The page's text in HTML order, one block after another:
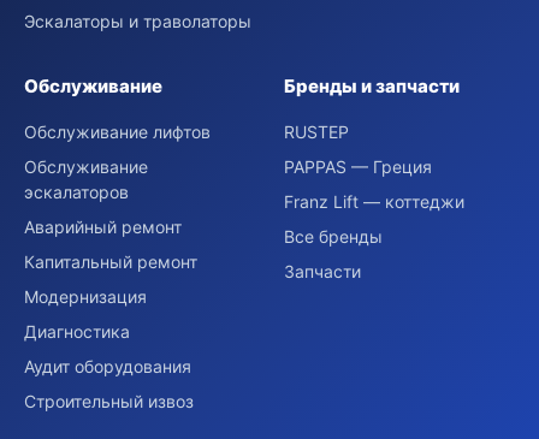
Эскалаторы и траволаторы
Обслуживание
Обслуживание лифтов
Обслуживание
эскалаторов
Аварийный ремонт
Капитальный ремонт
Модернизация
Диагностика
Аудит оборудования
Строительный извоз
Бренды и запчасти
RUSTEP
PAPPAS — Греция
Franz Lift — коттеджи
Все бренды
Запчасти